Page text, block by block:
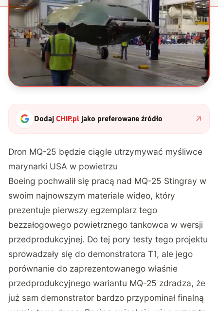
DodajCHIP.pl jako preferowane źródło
Dron MQ-25 będzie ciągle utrzymywać myśliwce
marynarki USA w powietrzu
Boeing pochwalił się pracą nad MQ-25 Stingray w
swoim najnowszym materiale wideo, który
prezentuje pierwszy egzemplarz tego
bezzałogowego powietrznego tankowca w wersji
przedprodukcyjnej. Do tej pory testy tego projektu
sprowadzały się do demonstratora T1, ale jego
porównanie do zaprezentowanego właśnie
przedprodukcyjnego wariantu MQ-25 zdradza, że
już sam demonstrator bardzo przypominał finalną